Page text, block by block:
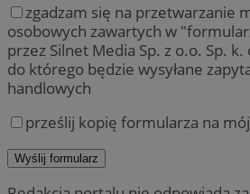
zgadzam się na przetwarzanie
osobowych zawartych w
przez Silnet Media Sp. z o.o. Sp.
do którego będzie wysyłane
handlowych
prześlij kopię formularza na